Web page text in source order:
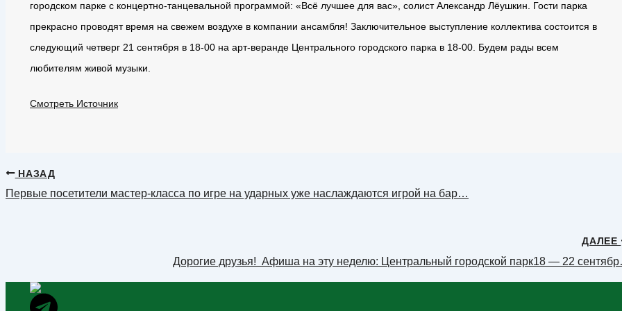
городском парке с концертно-танцевальной программой: «Всë лучшее для вас», солист Александр Лëушкин. Гости парка
прекрасно проводят время на свежем воздухе в компании ансамбля! Заключительное выступление коллектива состоится в
следующий четверг 21 сентября в 18-00 на арт-веранде Центрального городского парка в 18-00. Будем рады всем
любителям живой музыки.
Смотреть Источник
НАЗАД
Первые посетители мастер-класса по игре на ударных уже наслаждаются игрой на бар…
ДАЛЕЕ
Дорогие друзья! Афиша на эту неделю: Центральный городской парк18 — 22